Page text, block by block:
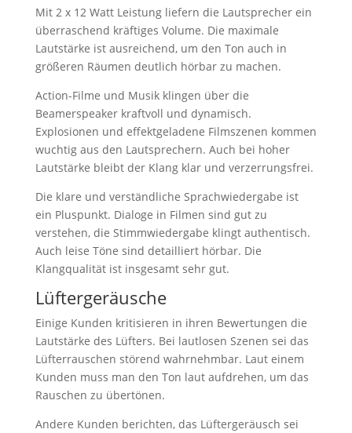
Mit 2 x 12 Watt Leistung liefern die Lautsprecher ein
überraschend kräftiges Volume. Die maximale
Lautstärke ist ausreichend, um den Ton auch in
größeren Räumen deutlich hörbar zu machen.
Action-Filme und Musik klingen über die
Beamerspeaker kraftvoll und dynamisch.
Explosionen und effektgeladene Filmszenen kommen
wuchtig aus den Lautsprechern. Auch bei hoher
Lautstärke bleibt der Klang klar und verzerrungsfrei.
Die klare und verständliche Sprachwiedergabe ist
ein Pluspunkt. Dialoge in Filmen sind gut zu
verstehen, die Stimmwiedergabe klingt authentisch.
Auch leise Töne sind detailliert hörbar. Die
Klangqualität ist insgesamt sehr gut.
Lüftergeräusche
Einige Kunden kritisieren in ihren Bewertungen die
Lautstärke des Lüfters. Bei lautlosen Szenen sei das
Lüfterrauschen störend wahrnehmbar. Laut einem
Kunden muss man den Ton laut aufdrehen, um das
Rauschen zu übertönen.
Andere Kunden berichten, das Lüftergeräusch sei